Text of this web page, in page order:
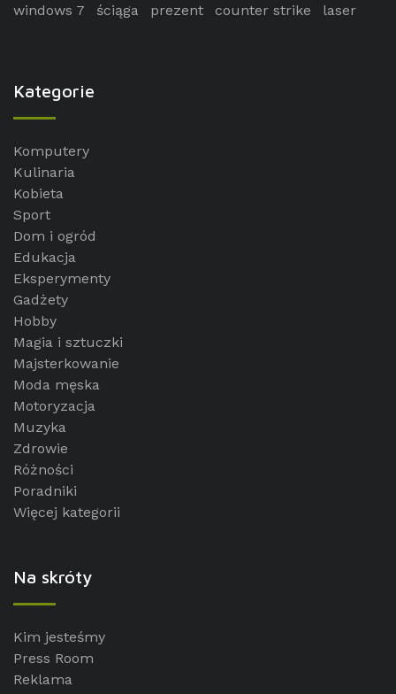
windows 7
ściąga prezent counter strike laser
Kategorie
Komputery
Kulinaria
Kobieta
Sport
Dom i ogród
Edukacja
Eksperymenty
Gadżety
Hobby
Magia i sztuczki
Majsterkowanie
Moda męska
Motoryzacja
Muzyka
Zdrowie
Różności
Poradniki
Więcej kategorii
Na skróty
Kim jesteśmy
Press Room
Reklama